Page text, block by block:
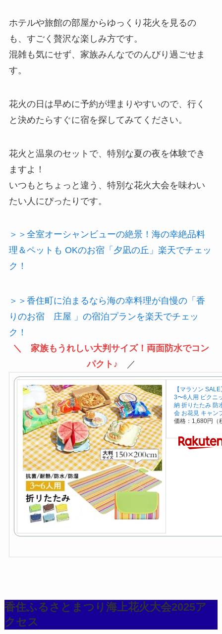
ホテルや旅館の部屋からゆっくり花火を見るの
も、すごく贅沢な楽しみ方です。
混雑も気にせず、家族みんなでのんびり過ごせま
す。
花火の日は早めに予約が埋まりやすいので、行く
と決めたらすぐに宿を探してみてください。
花火と温泉のセットで、特別な夏の夜を体験でき
ますよ！
いつもとちょっと違う、特別な花火大会を味わい
たい人にぴったりです。
＞＞全室オーシャンビューの絶景！海の幸絶品料
理＆ペットも OKのお宿「夕凪の丘」楽天でチェッ
ク！
＞＞香住町に泊まるなら海の幸料理が自慢の「香
りのお宿 庄屋 」の宿泊プランを楽天でチェッ
ク！
＼ 家族もうれしい大判サイズ！両面防水でコン
パクト♪ ／
【マラソン
3〜6人用 ピクニ
納 折りたたみ 防
会 お花見 キャン
価格：1,680円（
香住ふるさとまつり海上花火大会2025ア
クセス